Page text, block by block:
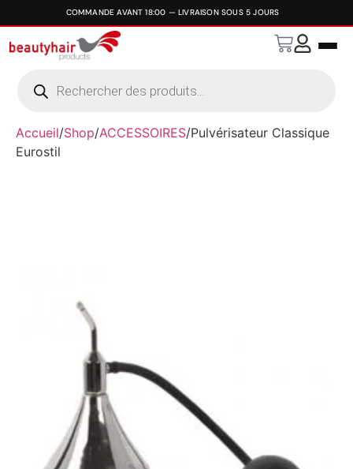
Accueil/Shop/ACCESSOIRES/Pulvérisateur Classique
Eurostil